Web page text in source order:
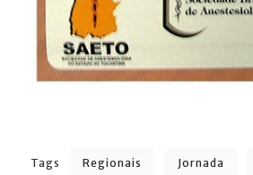
Tags Regionais Jornada